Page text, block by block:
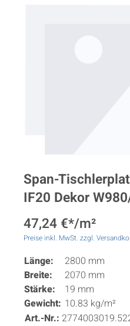
Span-
IF20 Dekor
47,24 €*/m²
Preise inkl. MwSt. zzgl.
Länge:
2800 mm
Breite:
2070 mm
Stärke:
19 mm
Gewicht: 10.83 kg/m²
Art.-Nr.: